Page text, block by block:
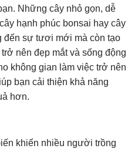
Những cây nhỏ gọn, dễ
hạnh phúc bonsai hay cây
đến sự tươi mới mà còn tạo
nên đẹp mắt và sống động
không gian làm việc trở nên
bạn cải thiện khả năng
hơn.
khiến nhiều người trồng